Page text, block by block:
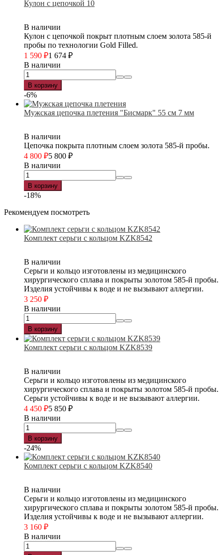
Кулон с цепочкой 10
В наличии
Кулон с цепочкой покрыт плотным слоем золота 585-й
пробы по технологии Gold Filled.
1 590 ₽1 674 ₽
В наличии
В корзину
-6%
Мужская цепочка плетения "Бисмарк" 55 см 7 мм
В наличии
Цепочка покрыта плотным слоем золота 585-й пробы.
4 800 ₽5 800 ₽
В наличии
В корзину
-18%
Рекомендуем посмотреть
Комплект серьги с кольцом KZK8542
В наличии
Серьги и кольцо изготовлены из медицинского
хирургического сплава и покрыты золотом 585-й пробы.
Изделия устойчивы к воде и не вызывают аллергии.
3 250 ₽
В наличии
В корзину
Комплект серьги с кольцом KZK8539
В наличии
Серьги и кольцо изготовлены из медицинского
хирургического сплава и покрыты золотом 585-й пробы.
Серьги устойчивы к воде и не вызывают аллергии.
4 450 ₽5 850 ₽
В наличии
В корзину
-24%
Комплект серьги с кольцом KZK8540
В наличии
Серьги и кольцо изготовлены из медицинского
хирургического сплава и покрыты золотом 585-й пробы.
Изделия устойчивы к воде и не вызывают аллергии.
3 160 ₽
В наличии